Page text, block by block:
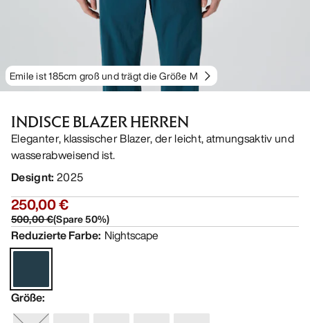
Emile ist 185cm groß und trägt die Größe M
INDISCE BLAZER HERREN
Eleganter, klassischer Blazer, der leicht, atmungsaktiv und
wasserabweisend ist.
Designt: 2025
250,00 €
500,00 €(Spare50%)
Reduzierte Farbe: Nightscape
Größe: